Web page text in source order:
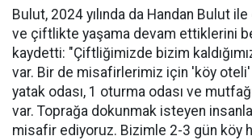
Bulut, 2024 yılında da Handan Bulut
ve çiftlikte yaşama devam ettiklerini
kaydetti: "Çiftliğimizde bizim
var. Bir de misafirlerimiz için 'köy oteli'
yatak odası, 1 oturma odası ve
var. Toprağa dokunmak isteyen
misafir ediyoruz. Bizimle 2-3 gün köy